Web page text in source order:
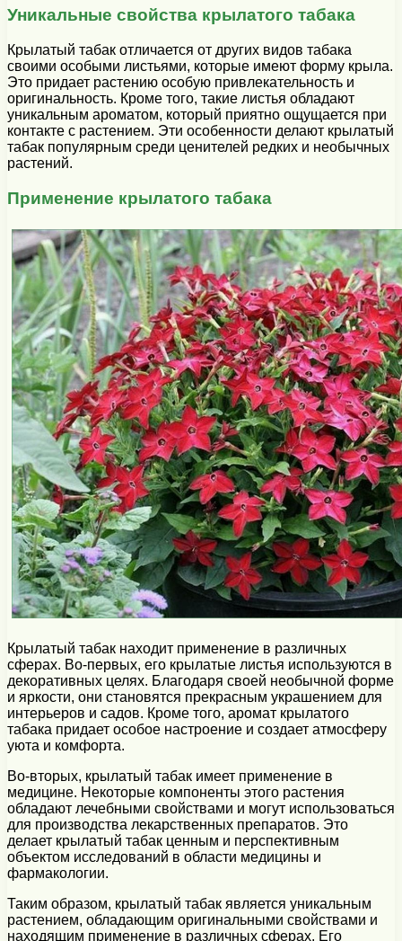
Уникальные свойства крылатого табака
Крылатый табак отличается от других видов табака
своими особыми листьями, которые имеют форму крыла.
Это придает растению особую привлекательность и
оригинальность. Кроме того, такие листья обладают
уникальным ароматом, который приятно ощущается при
контакте с растением. Эти особенности делают крылатый
табак популярным среди ценителей редких и необычных
растений.
Применение крылатого табака
Крылатый табак находит применение в различных
сферах. Во-первых, его крылатые листья используются в
декоративных целях. Благодаря своей необычной форме
и яркости, они становятся прекрасным украшением для
интерьеров и садов. Кроме того, аромат крылатого
табака придает особое настроение и создает атмосферу
уюта и комфорта.
Во-вторых, крылатый табак имеет применение в
медицине. Некоторые компоненты этого растения
обладают лечебными свойствами и могут использоваться
для производства лекарственных препаратов. Это
делает крылатый табак ценным и перспективным
объектом исследований в области медицины и
фармакологии.
Таким образом, крылатый табак является уникальным
растением, обладающим оригинальными свойствами и
находящим применение в различных сферах. Его